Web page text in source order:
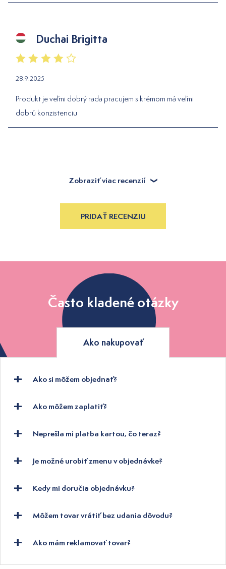
Duchai Brigitta
28.9.2025
Produkt je veľmi dobrý rada pracujem s krémom má veľmi
dobrú konzistenciu
Zobraziť viac recenzií
PRIDAŤ RECENZIU
Často kladené otázky
Ako nakupovať
Ako si môžem objednať?
Ako môžem zaplatiť?
Neprešla mi platba kartou, čo teraz?
Je možné urobiť zmenu v objednávke?
Kedy mi doručia objednávku?
Môžem tovar vrátiť bez udania dôvodu?
Ako mám reklamovať tovar?